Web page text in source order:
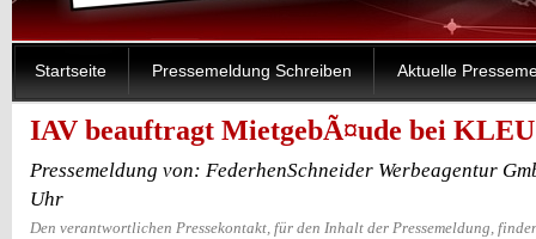
Startseite Pressemeldung Schreiben Aktuelle
IAV beauftragt MietgebÃ¤ude bei
Pressemeldung von: FederhenSchneider Werbeagentur
Uhr
Den verantwortlichen Pressekontakt, für den Inhalt der Pressemeldung,